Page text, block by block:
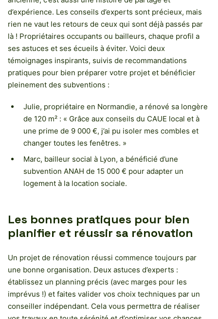
d’expérience. Les conseils d’experts sont précieux, mais
rien ne vaut les retours de ceux qui sont déjà passés par
là ! Propriétaires occupants ou bailleurs, chaque profil a
ses astuces et ses écueils à éviter. Voici deux
témoignages inspirants, suivis de recommandations
pratiques pour bien préparer votre projet et bénéficier
pleinement des subventions :
Julie, propriétaire en Normandie, a rénové sa longère
de 120 m² : « Grâce aux conseils du CAUE local et à
une prime de 9 000 €, j’ai pu isoler mes combles et
changer toutes les fenêtres. »
Marc, bailleur social à Lyon, a bénéficié d’une
subvention ANAH de 15 000 € pour adapter un
logement à la location sociale.
Les bonnes pratiques pour bien
planifier et réussir sa rénovation
Un projet de rénovation réussi commence toujours par
une bonne organisation. Deux astuces d’experts :
établissez un planning précis (avec marges pour les
imprévus !) et faites valider vos choix techniques par un
conseiller indépendant. Cela vous permettra de réaliser